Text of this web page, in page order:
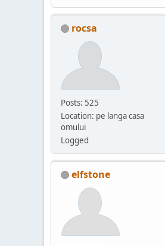
rocsa
Posts: 525
Location: pe langa casa
omului
Logged
elfstone